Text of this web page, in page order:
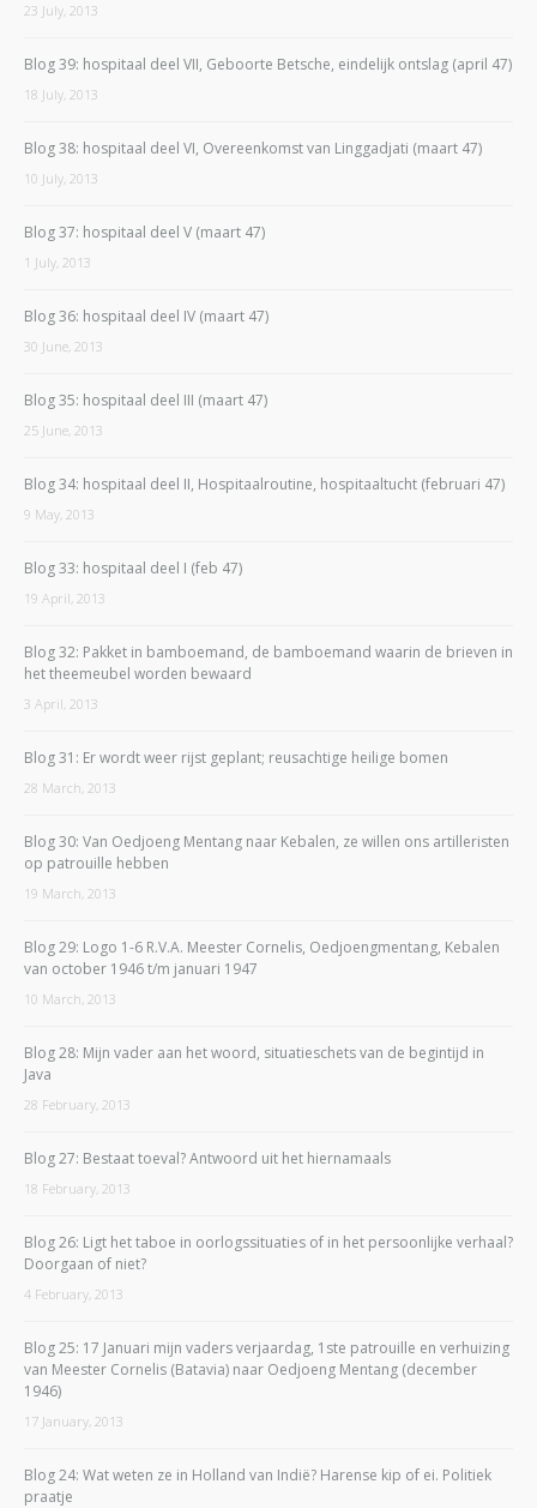
23 July, 2013
Blog 39: hospitaal deel VII, Geboorte Betsche, eindelijk ontslag (april 47)
18 July, 2013
Blog 38: hospitaal deel VI, Overeenkomst van Linggadjati (maart 47)
10 July, 2013
Blog 37: hospitaal deel V (maart 47)
1 July, 2013
Blog 36: hospitaal deel IV (maart 47)
30 June, 2013
Blog 35: hospitaal deel III (maart 47)
25 June, 2013
Blog 34: hospitaal deel II, Hospitaalroutine, hospitaaltucht (februari 47)
9 May, 2013
Blog 33: hospitaal deel I (feb 47)
19 April, 2013
Blog 32: Pakket in bamboemand, de bamboemand waarin de brieven in
het theemeubel worden bewaard
3 April, 2013
Blog 31: Er wordt weer rijst geplant; reusachtige heilige bomen
28 March, 2013
Blog 30: Van Oedjoeng Mentang naar Kebalen, ze willen ons artilleristen
op patrouille hebben
19 March, 2013
Blog 29: Logo 1-6 R.V.A. Meester Cornelis, Oedjoengmentang, Kebalen
van october 1946 t/m januari 1947
10 March, 2013
Blog 28: Mijn vader aan het woord, situatieschets van de begintijd in
Java
28 February, 2013
Blog 27: Bestaat toeval? Antwoord uit het hiernamaals
18 February, 2013
Blog 26: Ligt het taboe in oorlogssituaties of in het persoonlijke verhaal?
Doorgaan of niet?
4 February, 2013
Blog 25: 17 Januari mijn vaders verjaardag, 1ste patrouille en verhuizing
van Meester Cornelis (Batavia) naar Oedjoeng Mentang (december
1946)
17 January, 2013
Blog 24: Wat weten ze in Holland van Indië? Harense kip of ei. Politiek
praatje